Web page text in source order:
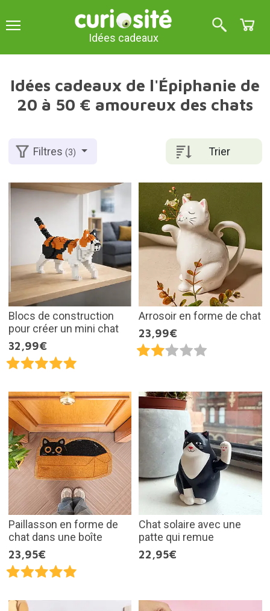
Idées cadeaux
Idées cadeaux de l'Épiphanie de
20 à 50 € amoureux des chats
Trier
Filtres(3)
Blocs de construction
pour créer un mini chat
32,99€
Arrosoir en forme de chat
23,99€
Paillasson en forme de
chat dans une boîte
23,95€
Chat solaire avec une
patte qui remue
22,95€